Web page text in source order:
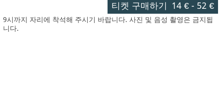
티켓 구매하기 14 €- 52 €
9시까지 자리에 착석해 주시기 바랍니다. 사진 및 음성 촬영은 금지됩
니다.